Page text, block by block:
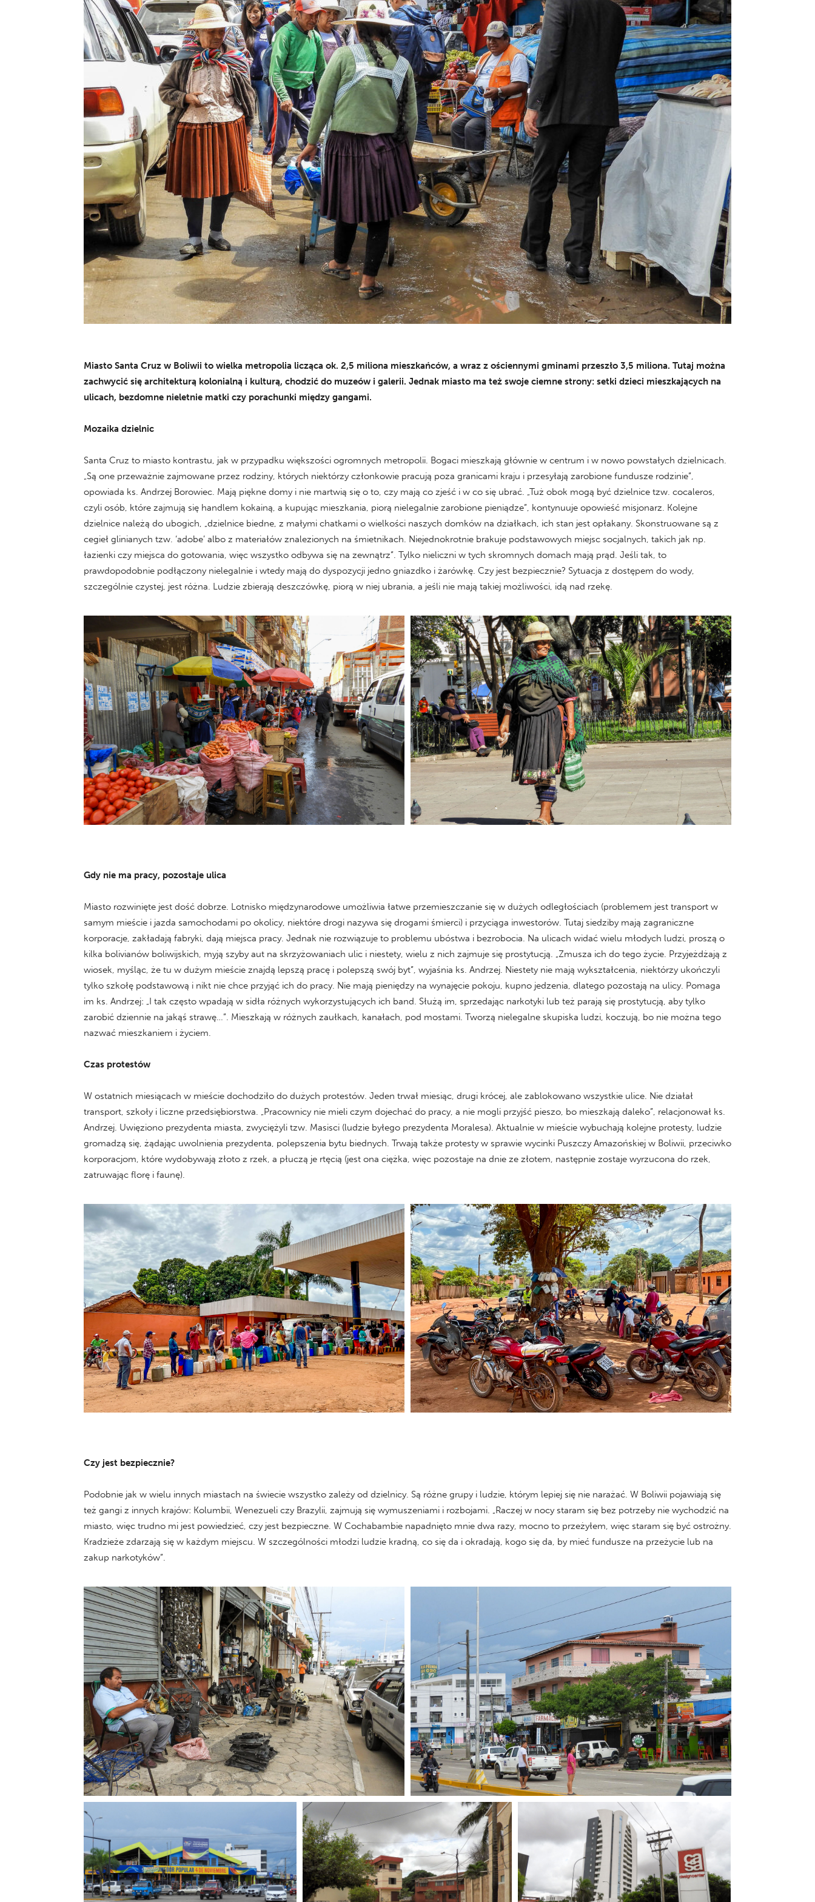
Miasto Santa Cruz w Boliwii to wielka metropolia licząca ok. 2,5 miliona mieszkańców, a wraz z ościennymi gminami przeszło 3,5 miliona. Tutaj można
zachwycić się architekturą kolonialną i kulturą, chodzić do muzeów i galerii. Jednak miasto ma też swoje ciemne strony: setki dzieci mieszkających na
ulicach, bezdomne nieletnie matki czy porachunki między gangami.
Mozaika dzielnic
Santa Cruz to miasto kontrastu, jak w przypadku większości ogromnych metropolii. Bogaci mieszkają głównie w centrum i w nowo powstałych dzielnicach.
„Są one przeważnie zajmowane przez rodziny, których niektórzy członkowie pracują poza granicami kraju i przesyłają zarobione fundusze rodzinie”,
opowiada ks. Andrzej Borowiec. Mają piękne domy i nie martwią się o to, czy mają co zjeść i w co się ubrać. „Tuż obok mogą być dzielnice tzw. cocaleros,
czyli osób, które zajmują się handlem kokainą, a kupując mieszkania, piorą nielegalnie zarobione pieniądze”, kontynuuje opowieść misjonarz. Kolejne
dzielnice należą do ubogich, „dzielnice biedne, z małymi chatkami o wielkości naszych domków na działkach, ich stan jest opłakany. Skonstruowane są z
cegieł glinianych tzw. ‘adobe’ albo z materiałów znalezionych na śmietnikach. Niejednokrotnie brakuje podstawowych miejsc socjalnych, takich jak np.
łazienki czy miejsca do gotowania, więc wszystko odbywa się na zewnątrz”. Tylko nieliczni w tych skromnych domach mają prąd. Jeśli tak, to
prawdopodobnie podłączony nielegalnie i wtedy mają do dyspozycji jedno gniazdko i żarówkę. Czy jest bezpiecznie? Sytuacja z dostępem do wody,
szczególnie czystej, jest różna. Ludzie zbierają deszczówkę, piorą w niej ubrania, a jeśli nie mają takiej możliwości, idą nad rzekę.
Gdy nie ma pracy, pozostaje ulica
Miasto rozwinięte jest dość dobrze. Lotnisko międzynarodowe umożliwia łatwe przemieszczanie się w dużych odległościach (problemem jest transport w
samym mieście i jazda samochodami po okolicy, niektóre drogi nazywa się drogami śmierci) i przyciąga inwestorów. Tutaj siedziby mają zagraniczne
korporacje, zakładają fabryki, dają miejsca pracy. Jednak nie rozwiązuje to problemu ubóstwa i bezrobocia. Na ulicach widać wielu młodych ludzi, proszą o
kilka bolivianów boliwijskich, myją szyby aut na skrzyżowaniach ulic i niestety, wielu z nich zajmuje się prostytucją. „Zmusza ich do tego życie. Przyjeżdżają z
wiosek, myśląc, że tu w dużym mieście znajdą lepszą pracę i polepszą swój byt”, wyjaśnia ks. Andrzej. Niestety nie mają wykształcenia, niektórzy ukończyli
tylko szkołę podstawową i nikt nie chce przyjąć ich do pracy. Nie mają pieniędzy na wynajęcie pokoju, kupno jedzenia, dlatego pozostają na ulicy. Pomaga
im ks. Andrzej: „I tak często wpadają w sidła różnych wykorzystujących ich band. Służą im, sprzedając narkotyki lub też parają się prostytucją, aby tylko
zarobić dziennie na jakąś strawę…”. Mieszkają w różnych zaułkach, kanałach, pod mostami. Tworzą nielegalne skupiska ludzi, koczują, bo nie można tego
nazwać mieszkaniem i życiem.
Czas protestów
W ostatnich miesiącach w mieście dochodziło do dużych protestów. Jeden trwał miesiąc, drugi krócej, ale zablokowano wszystkie ulice. Nie działał
transport, szkoły i liczne przedsiębiorstwa. „Pracownicy nie mieli czym dojechać do pracy, a nie mogli przyjść pieszo, bo mieszkają daleko”, relacjonował ks.
Andrzej. Uwięziono prezydenta miasta, zwyciężyli tzw. Masisci (ludzie byłego prezydenta Moralesa). Aktualnie w mieście wybuchają kolejne protesty, ludzie
gromadzą się, żądając uwolnienia prezydenta, polepszenia bytu biednych. Trwają także protesty w sprawie wycinki Puszczy Amazońskiej w Boliwii, przeciwko
korporacjom, które wydobywają złoto z rzek, a płuczą je rtęcią (jest ona ciężka, więc pozostaje na dnie ze złotem, następnie zostaje wyrzucona do rzek,
zatruwając florę i faunę).
Czy jest bezpiecznie?
Podobnie jak w wielu innych miastach na świecie wszystko zależy od dzielnicy. Są różne grupy i ludzie, którym lepiej się nie narażać. W Boliwii pojawiają się
też gangi z innych krajów: Kolumbii, Wenezueli czy Brazylii, zajmują się wymuszeniami i rozbojami. „Raczej w nocy staram się bez potrzeby nie wychodzić na
miasto, więc trudno mi jest powiedzieć, czy jest bezpieczne. W Cochabambie napadnięto mnie dwa razy, mocno to przeżyłem, więc staram się być ostrożny.
Kradzieże zdarzają się w każdym miejscu. W szczególności młodzi ludzie kradną, co się da i okradają, kogo się da, by mieć fundusze na przeżycie lub na
zakup narkotyków”.